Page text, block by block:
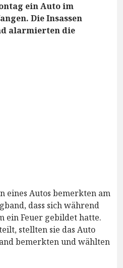
ein Auto im
Die Insassen
alarmierten die
eines Autos bemerkten am
dass sich während
ein Feuer gebildet hatte.
stellten sie das Auto
bemerkten und wählten